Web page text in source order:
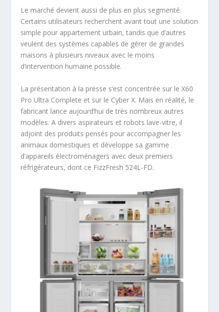
Le marché devient aussi de plus en plus segmenté.
Certains utilisateurs recherchent avant tout une solution
simple pour appartement urbain, tandis que d’autres
veulent des systèmes capables de gérer de grandes
maisons à plusieurs niveaux avec le moins
d’intervention humaine possible.
La présentation à la presse s’est concentrée sur le X60
Pro Ultra Complete et sur le Cyber X. Mais en réalité, le
fabricant lance aujourd’hui de très nombreux autres
modèles. A divers aspirateurs et robots lave-vitre, il
adjoint des produits pensés pour accompagner les
animaux domestiques et développe sa gamme
d’appareils électroménagers avec deux premiers
réfrigérateurs, dont ce FizzFresh 524L-FD.